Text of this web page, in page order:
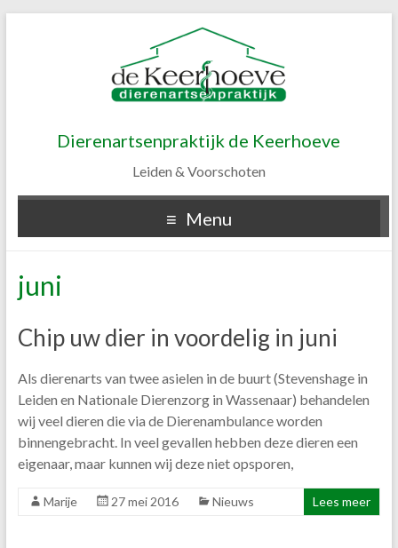
Dierenartsenpraktijk de Keerhoeve
Leiden & Voorschoten
Menu
juni
Chip uw dier in voordelig in juni
Als dierenarts van twee asielen in de buurt (Stevenshage in
Leiden en Nationale Dierenzorg in Wassenaar) behandelen
wij veel dieren die via de Dierenambulance worden
binnengebracht. In veel gevallen hebben deze dieren een
eigenaar, maar kunnen wij deze niet opsporen,
Marije 27 mei 2016 Nieuws Lees meer